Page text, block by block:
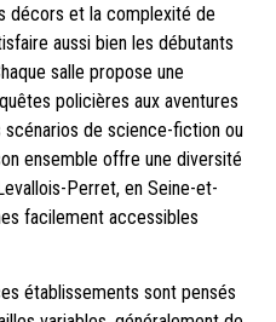
décors et la complexité de
aussi bien les débutants
salle propose une
policières aux aventures
scénarios de science-fiction ou
ensemble offre une diversité
Perret, en Seine-et-
facilement accessibles
établissements sont pensés